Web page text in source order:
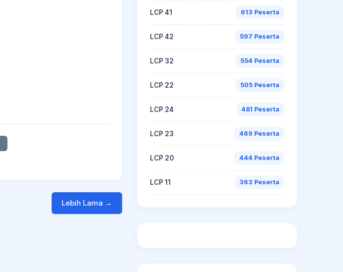
Lebih Lama →
LCP 41 613 Peserta
LCP 42 597 Peserta
LCP 32 554 Peserta
LCP 22 505 Peserta
LCP 24 481 Peserta
LCP 23 469 Peserta
LCP 20 444 Peserta
LCP 11 363 Peserta